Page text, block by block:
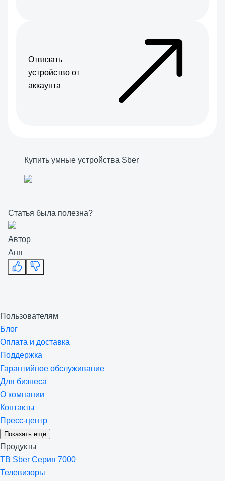
Отвязать
устройство от
аккаунта
Купить умные устройства Sber
Статья была полезна?
Автор
Аня
Пользователям
Блог
Оплата и доставка
Поддержка
Гарантийное обслуживание
Для бизнеса
О компании
Контакты
Пресс-центр
Показать ещё
Продукты
ТВ Sber Серия 7000
Телевизоры